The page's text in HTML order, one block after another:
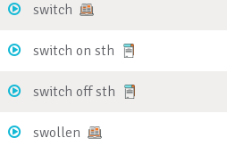
switch
switch on sth
switch off sth
swollen